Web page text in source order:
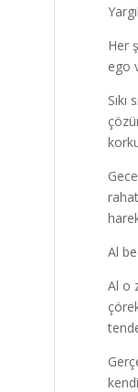
Her
ego
Al
Al o